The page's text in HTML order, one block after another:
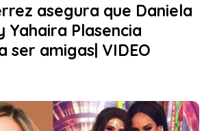
asegura que Daniela
Yahaira Plasencia
ser amigas| VIDEO